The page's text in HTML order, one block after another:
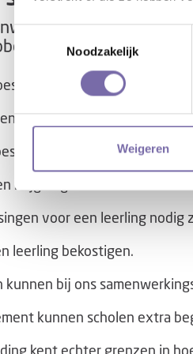
Toestemmingsselectie
Noodzakelijk
Weigeren
zorgt
een passende plek
krijgen geld om de
Met deze middelen
van en met elkaar
krijgen geld voor extra
voor een leerling
leerling bekostigen.
kunnen bij ons
kunnen scholen extra
kent echter grenzen in